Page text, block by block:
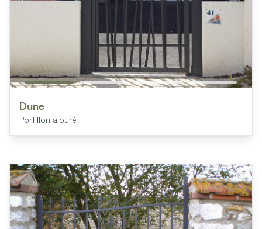
Dune
Portillon ajouré